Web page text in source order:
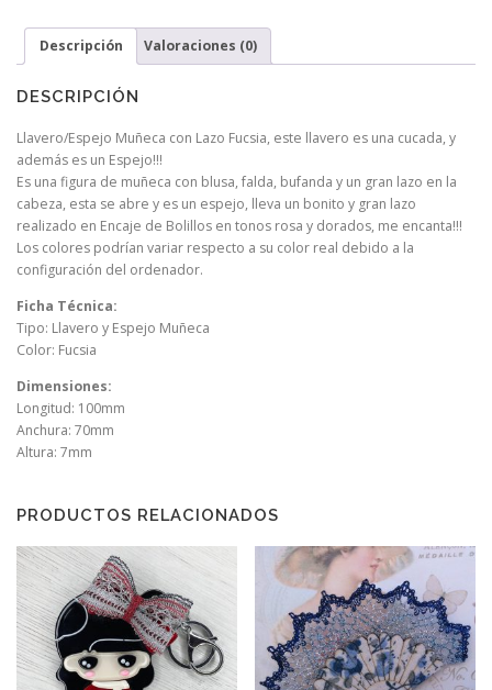
Descripción Valoraciones (0)
DESCRIPCIÓN
Llavero/Espejo Muñeca con Lazo Fucsia, este llavero es una cucada, y
además es un Espejo!!!
Es una figura de muñeca con blusa, falda, bufanda y un gran lazo en la
cabeza, esta se abre y es un espejo, lleva un bonito y gran lazo
realizado en Encaje de Bolillos en tonos rosa y dorados, me encanta!!!
Los colores podrían variar respecto a su color real debido a la
configuración del ordenador.
Ficha Técnica:
Tipo: Llavero y Espejo Muñeca
Color: Fucsia
Dimensiones:
Longitud: 100mm
Anchura: 70mm
Altura: 7mm
PRODUCTOS RELACIONADOS